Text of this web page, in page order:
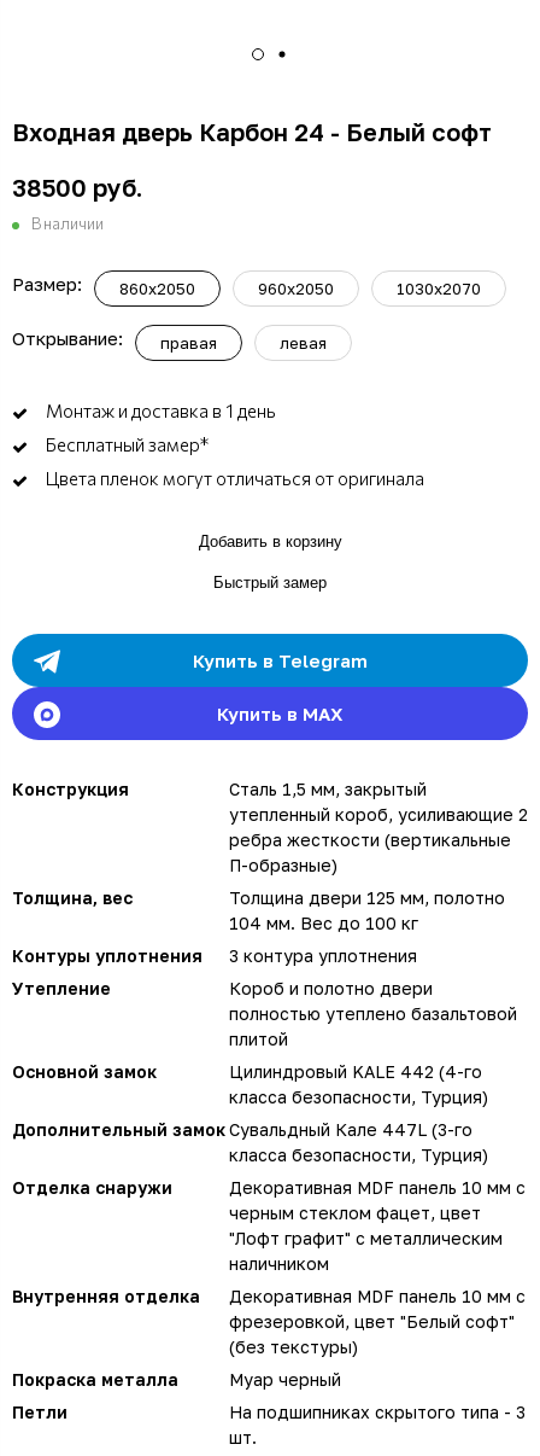
Входная дверь Карбон 24 - Белый софт
38500 руб.
В наличии
Размер: 860x2050 960x2050 1030x2070
Открывание: правая левая
Монтаж и доставка в 1 день
Бесплатный замер*
Цвета пленок могут отличаться от оригинала
Добавить в корзину
Быстрый замер
Купить в Telegram
Купить в MAX
Конструкция
Сталь 1,5 мм, закрытый
утепленный короб, усиливающие 2
ребра жесткости (вертикальные
П-образные)
Толщина, вес
Толщина двери 125 мм, полотно
104 мм. Вес до 100 кг
Контуры уплотнения
3 контура уплотнения
Утепление
Короб и полотно двери
полностью утеплено базальтовой
плитой
Основной замок
Цилиндровый KALE 442 (4-го
класса безопасности, Турция)
Дополнительный замокСувальдный Кале 447L (3-го
класса безопасности, Турция)
Отделка снаружи
Декоративная MDF панель 10 мм с
черным стеклом фацет, цвет
"Лофт графит" с металлическим
наличником
Внутренняя отделка
Декоративная MDF панель 10 мм с
фрезеровкой, цвет "Белый софт"
(без текстуры)
Покраска металла
Муар черный
Петли
На подшипниках скрытого типа - 3
шт.